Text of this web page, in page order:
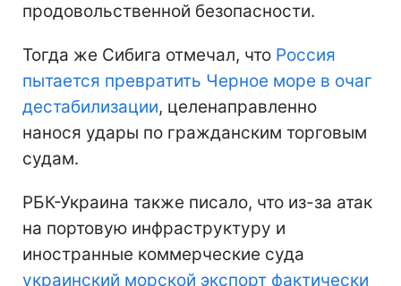
продовольственной безопасности.
Тогда же Сибига отмечал, что Россия
пытается превратить Черное море в очаг
дестабилизации, целенаправленно
нанося удары по гражданским торговым
судам.
РБК-Украина также писало, что из-за атак
на портовую инфраструктуру и
иностранные коммерческие суда
украинский морской экспорт фактически